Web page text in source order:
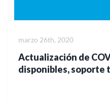
Actualización de
disponibles, soporte
marzo 26th, 2020